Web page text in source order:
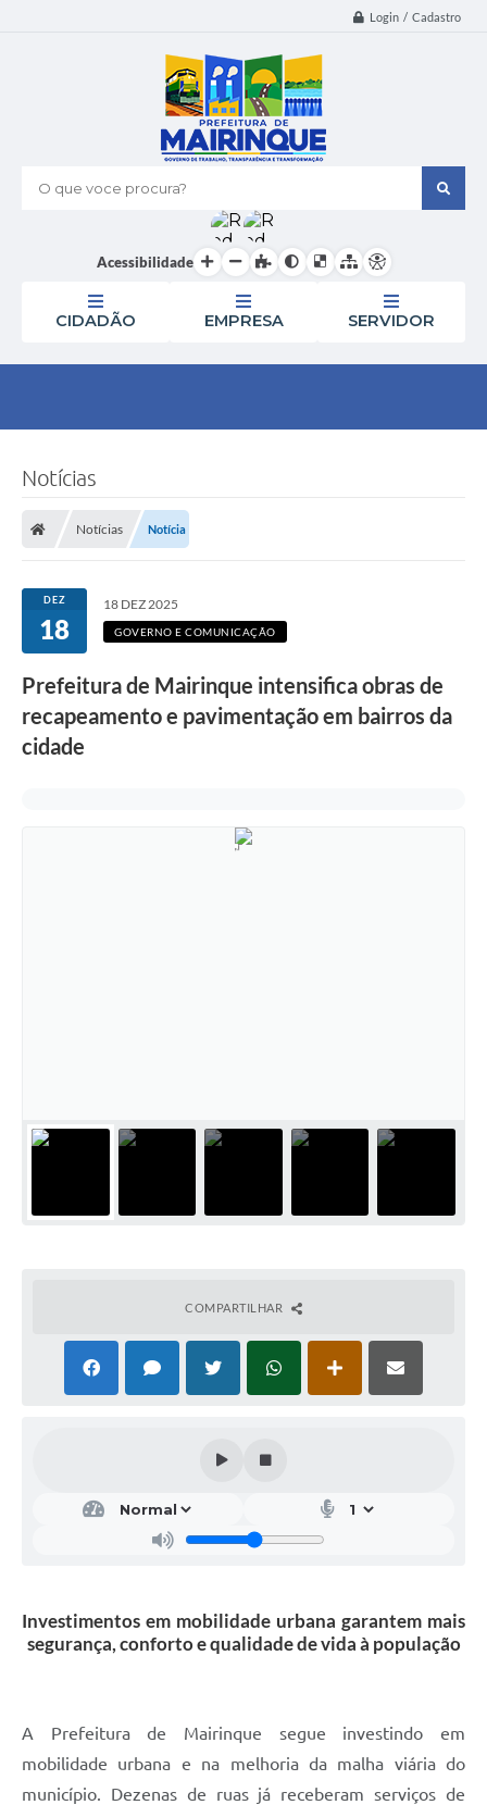
Login / Cadastro
O que voce procura?
Acessibilidade
CIDADÃO EMPRESA SERVIDOR
Notícias
Notícias Notícia
DEZ
18
18 DEZ 2025
GOVERNO E COMUNICAÇÃO
Prefeitura de Mairinque intensifica obras de
recapeamento e pavimentação em bairros da
cidade
COMPARTILHAR
Investimentos em mobilidade urbana garantem mais
segurança, conforto e qualidade de vida à população
A Prefeitura de Mairinque segue investindo em
mobilidade urbana e na melhoria da malha viária do
município. Dezenas de ruas já receberam serviços de